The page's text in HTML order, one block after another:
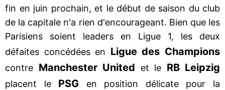
fin en juin prochain, et le début de saison du club
de la capitale n'a rien d'encourageant. Bien que les
Parisiens soient leaders en Ligue 1, les deux
défaites concédées en Ligue des Champions
contre Manchester United et le RB Leipzig
placent le PSG en position délicate pour la